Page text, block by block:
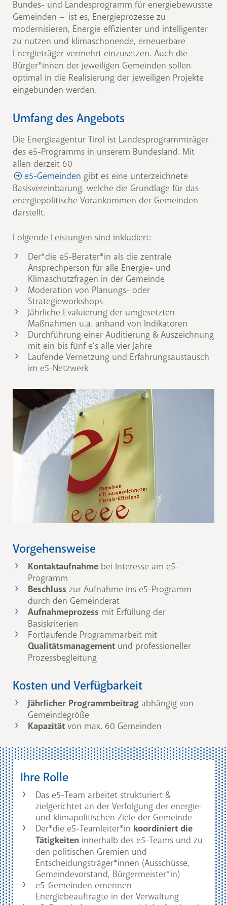
Bundes- und Landesprogramm für energiebewusste
Gemeinden – ist es, Energieprozesse zu
modernisieren, Energie effizienter und intelligenter
zu nutzen und klimaschonende, erneuerbare
Energieträger vermehrt einzusetzen. Auch die
Bürger*innen der jeweiligen Gemeinden sollen
optimal in die Realisierung der jeweiligen Projekte
eingebunden werden.
Umfang des Angebots
Die Energieagentur Tirol ist Landesprogrammträger
des e5-Programms in unserem Bundesland. Mit
allen derzeit 60
e5-Gemeinden gibt es eine unterzeichnete
Basisvereinbarung, welche die Grundlage für das
energiepolitische Vorankommen der Gemeinden
darstellt.
Folgende Leistungen sind inkludiert:
Der*die e5-Berater*in als die zentrale
Ansprechperson für alle Energie- und
Klimaschutzfragen in der Gemeinde
Moderation von Planungs- oder
Strategieworkshops
Jährliche Evaluierung der umgesetzten
Maßnahmen u.a. anhand von Indikatoren
Durchführung einer Auditierung & Auszeichnung
mit ein bis fünf e’s alle vier Jahre
Laufende Vernetzung und Erfahrungsaustausch
im e5-Netzwerk
Vorgehensweise
Kontaktaufnahme bei Interesse am e5-
Programm
Beschluss zur Aufnahme ins e5-Programm
durch den Gemeinderat
Aufnahmeprozess mit Erfüllung der
Basiskriterien
Fortlaufende Programmarbeit mit
Qualitätsmanagement und professioneller
Prozessbegleitung
Kosten und Verfügbarkeit
Jährlicher Programmbeitrag abhängig von
Gemeindegröße
Kapazität von max. 60 Gemeinden
Ihre Rolle
Das e5-Team arbeitet strukturiert &
zielgerichtet an der Verfolgung der energie-
und klimapolitischen Ziele der Gemeinde
Der*die e5-Teamleiter*in koordiniert die
Tätigkeiten innerhalb des e5-Teams und zu
den politischen Gremien und
Entscheidungsträger*innen (Ausschüsse,
Gemeindevorstand, Bürgermeister*in)
e5-Gemeinden ernennen
Energiebeauftragte in der Verwaltung